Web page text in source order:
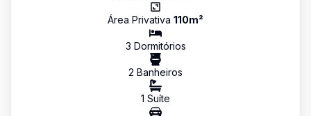
Área Privativa 110m²
3 Dormitórios
2 Banheiros
1 Suíte